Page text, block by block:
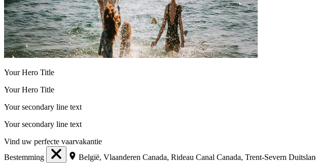
Your Hero Title
Your Hero Title
Your secondary line text
Your secondary line text
Vind uw perfecte vaarvakantie
Bestemming
België, Vlaanderen Canada, Rideau Canal Canada, Trent-Severn